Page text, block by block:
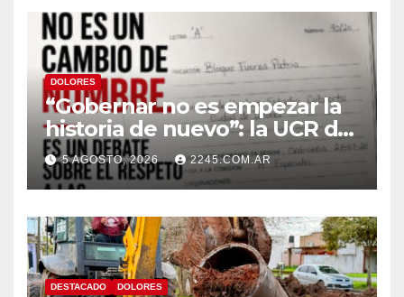
DOLORES
“Gobernar no es empezar la
historia de nuevo”: la UCR de
Dolores rechazó el cambio de
nombre del Estadio Arturo
Umberto Illia
5 AGOSTO, 2026 2245.COM.AR
DESTACADO DOLORES